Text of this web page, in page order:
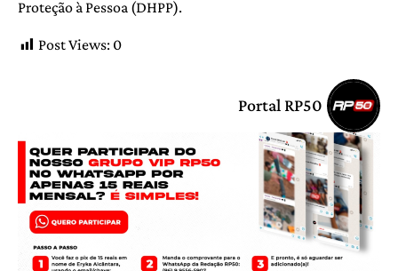
Proteção à Pessoa (DHPP).
Post Views: 0
Portal RP50